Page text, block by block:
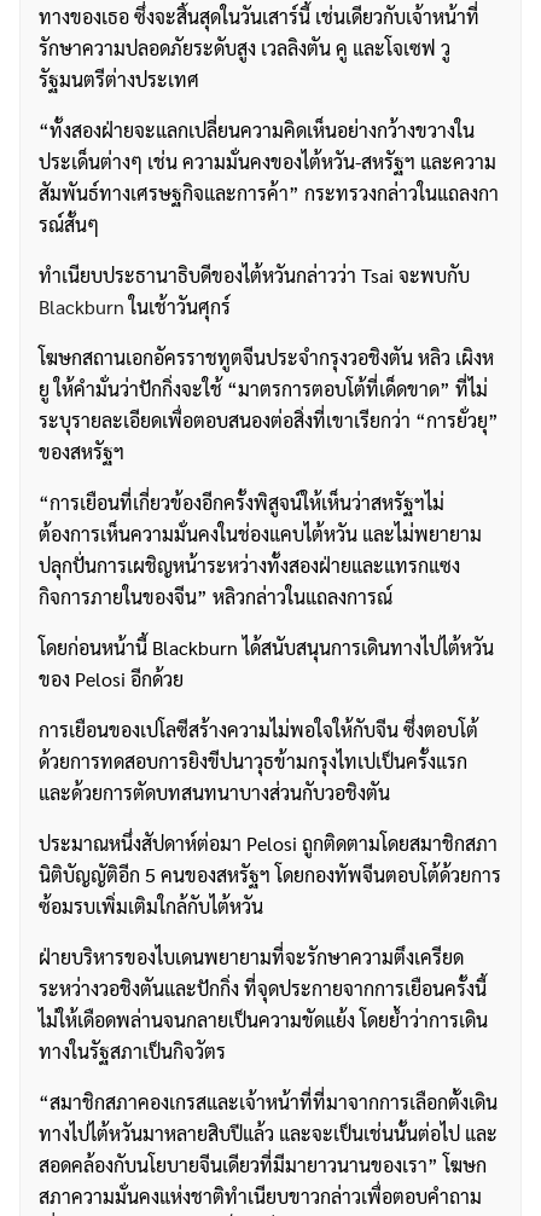
ทางของเธอ ซึ่งจะสิ้นสุดในวันเสาร์นี้ เช่นเดียวกับเจ้าหน้าที่
รักษาความปลอดภัยระดับสูง เวลลิงตัน คู และโจเซฟ วู
รัฐมนตรีต่างประเทศ
“ทั้งสองฝ่ายจะแลกเปลี่ยนความคิดเห็นอย่างกว้างขวางใน
ประเด็นต่างๆ เช่น ความมั่นคงของไต้หวัน-สหรัฐฯ และความ
สัมพันธ์ทางเศรษฐกิจและการค้า” กระทรวงกล่าวในแถลงกา
รณ์สั้นๆ
ทำเนียบประธานาธิบดีของไต้หวันกล่าวว่า Tsai จะพบกับ
Blackburnในเช้าวันศุกร์
โฆษกสถานเอกอัครราชทูตจีนประจำกรุงวอชิงตัน หลิว เผิงห
ยู ให้คำมั่นว่าปักกิ่งจะใช้ “มาตรการตอบโต้ที่เด็ดขาด” ที่ไม่
ระบุรายละเอียดเพื่อตอบสนองต่อสิ่งที่เขาเรียกว่า “การยั่วยุ”
ของสหรัฐฯ
“การเยือนที่เกี่ยวข้องอีกครั้งพิสูจน์ให้เห็นว่าสหรัฐฯไม่
ต้องการเห็นความมั่นคงในช่องแคบไต้หวัน และไม่พยายาม
ปลุกปั่นการเผชิญหน้าระหว่างทั้งสองฝ่ายและแทรกแซง
กิจการภายในของจีน” หลิวกล่าวในแถลงการณ์
โดยก่อนหน้านี้ Blackburn ได้สนับสนุนการเดินทางไปไต้หวัน
ของ Pelosi อีกด้วย
การเยือนของเปโลซีสร้างความไม่พอใจให้กับจีน ซึ่งตอบโต้
ด้วยการทดสอบการยิงขีปนาวุธข้ามกรุงไทเปเป็นครั้งแรก
และด้วยการตัดบทสนทนาบางส่วนกับวอชิงตัน
ประมาณหนึ่งสัปดาห์ต่อมา Pelosi ถูกติดตามโดยสมาชิกสภา
นิติบัญญัติอีก 5 คนของสหรัฐฯ โดยกองทัพจีนตอบโต้ด้วยการ
ซ้อมรบเพิ่มเติมใกล้กับไต้หวัน
ฝ่ายบริหารของไบเดนพยายามที่จะรักษาความตึงเครียด
ระหว่างวอชิงตันและปักกิ่ง ที่จุดประกายจากการเยือนครั้งนี้
ไม่ให้เดือดพล่านจนกลายเป็นความขัดแย้ง โดยย้ำว่าการเดิน
ทางในรัฐสภาเป็นกิจวัตร
“สมาชิกสภาคองเกรสและเจ้าหน้าที่ที่มาจากการเลือกตั้งเดิน
ทางไปไต้หวันมาหลายสิบปีแล้ว และจะเป็นเช่นนั้นต่อไป และ
สอดคล้องกับนโยบายจีนเดียวที่มีมายาวนานของเรา” โฆษก
สภาความมั่นคงแห่งชาติทำเนียบขาวกล่าวเพื่อตอบคำถาม